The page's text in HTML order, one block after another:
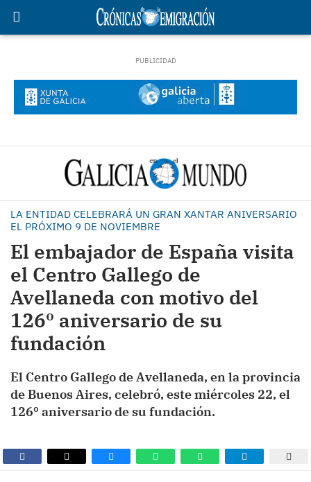
LA ENTIDAD CELEBRARÁ UN GRAN XANTAR ANIVERSARIO
EL PRÓXIMO 9 DE NOVIEMBRE
El embajador de España visita
el Centro Gallego de
Avellaneda con motivo del
126º aniversario de su
fundación
El Centro Gallego de Avellaneda, en la provincia
de Buenos Aires, celebró, este miércoles 22, el
126º aniversario de su fundación.